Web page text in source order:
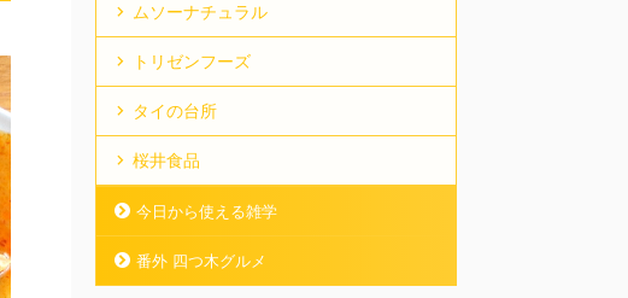
ムソーナチュラル
トリゼンフーズ
タイの台所
桜井食品
今日から使える雑学
番外 四つ木グルメ